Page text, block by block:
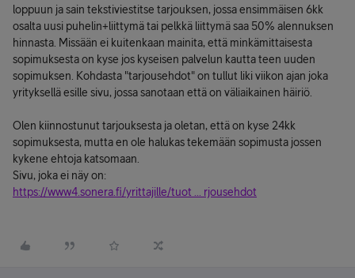
loppuun ja sain tekstiviestitse tarjouksen, jossa ensimmäisen 6kk
osalta uusi puhelin+liittymä tai pelkkä liittymä saa 50% alennuksen
hinnasta. Missään ei kuitenkaan mainita, että minkämittaisesta
sopimuksesta on kyse jos kyseisen palvelun kautta teen uuden
sopimuksen. Kohdasta "tarjousehdot" on tullut liki viikon ajan joka
yrityksellä esille sivu, jossa sanotaan että on väliaikainen häiriö.
Olen kiinnostunut tarjouksesta ja oletan, että on kyse 24kk
sopimuksesta, mutta en ole halukas tekemään sopimusta jossen
kykene ehtoja katsomaan.
Sivu, joka ei näy on:
https://www4.sonera.fi/yrittajille/tuot ... rjousehdot